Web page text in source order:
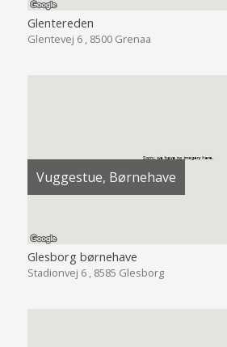
Glentereden
Glentevej 6 , 8500 Grenaa
Vuggestue, Børnehave
Glesborg børnehave
Stadionvej 6 , 8585 Glesborg